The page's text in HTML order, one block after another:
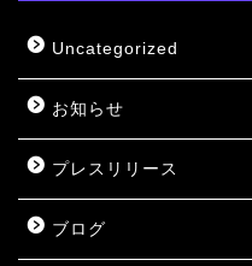
Uncategorized
お知らせ
プレスリリース
ブログ